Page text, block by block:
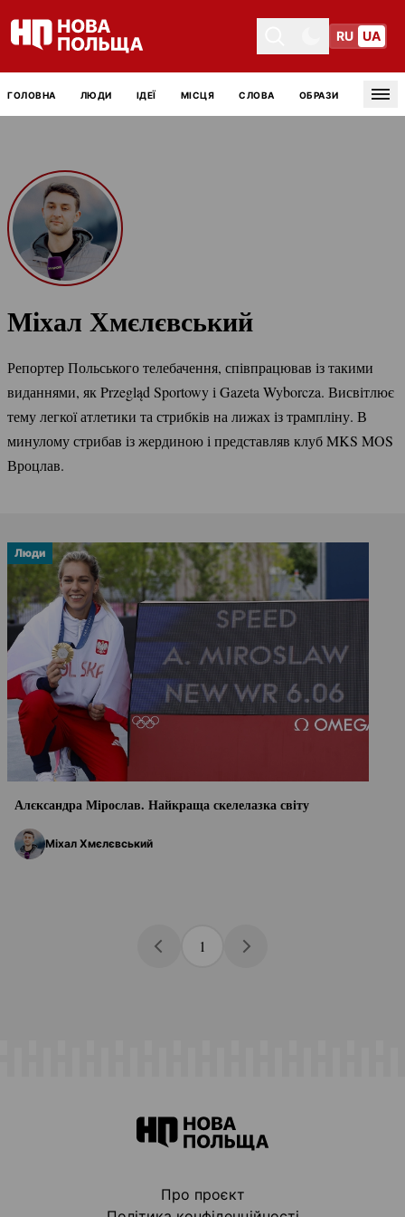
Toggle themeToggle theme
RU UA
ГОЛОВНА ЛЮДИ ІДЕЇ МІСЦЯ СЛОВА ОБРАЗИ
Міхал Хмєлєвський
Репортер Польського телебачення, співпрацював із такими
виданнями, як Przegląd Sportowy і Gazeta Wyborcza. Висвітлює
тему легкої атлетики та стрибків на лижах із трампліну. В
минулому стрибав із жердиною і представляв клуб MKS MOS
Вроцлав.
Люди
Алєксандра Мірослав. Найкраща скелелазка світу
Міхал Хмєлєвський
1
Про проєкт